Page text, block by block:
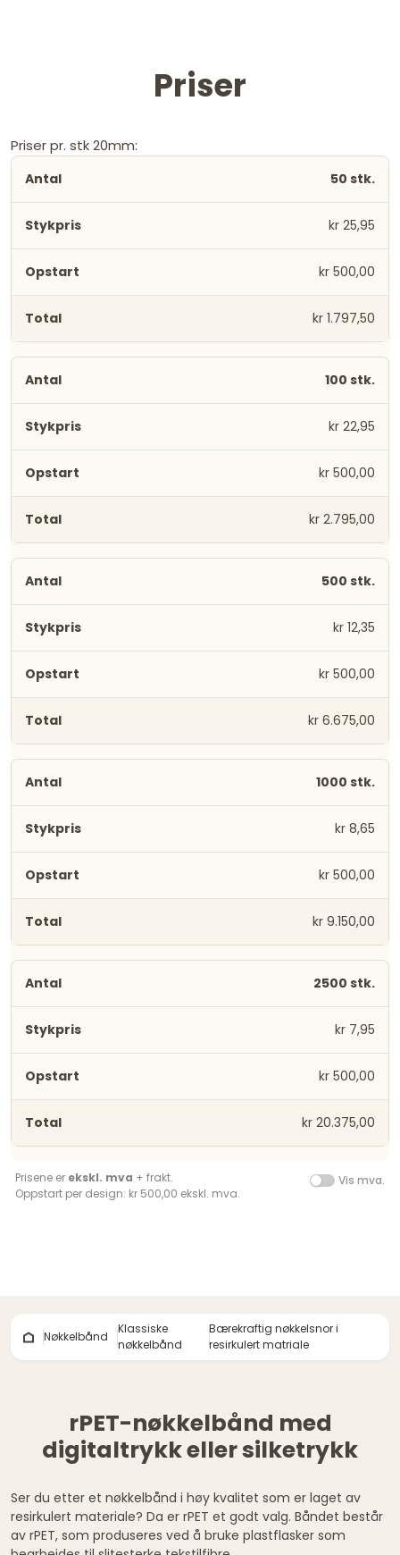
Priser
Priser pr. stk 20mm:
50 stk.
kr 25,95
kr 500,00
kr 1.797,50
100 stk.
kr 22,95
kr 500,00
kr 2.795,00
500 stk.
kr 12,35
kr 500,00
kr 6.675,00
1000 stk.
kr 8,65
kr 500,00
kr 9.150,00
2500 stk.
kr 7,95
kr 500,00
kr 20.375,00
Prisene er ekskl. mva + frakt.
Oppstart per design: kr 500,00 ekskl. mva.
Vis mva.
Nøkkelbånd
Klassiske
nøkkelbånd
Bærekraftig nøkkelsnor i
resirkulert matriale
rPET-nøkkelbånd med
digitaltrykk eller silketrykk
Ser du etter et nøkkelbånd i høy kvalitet som er laget av
resirkulert materiale? Da er rPET et godt valg. Båndet består
av rPET, som produseres ved å bruke plastflasker som